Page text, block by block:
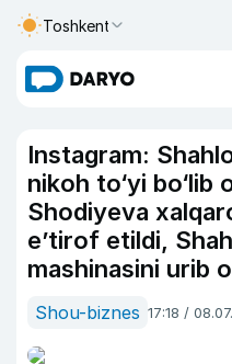
Toshkent
Instagram:
nikoh to‘yi bo‘lib
Shodiyeva
e’tirof etildi,
mashinasini urib
Shou-biznes 17:18 /